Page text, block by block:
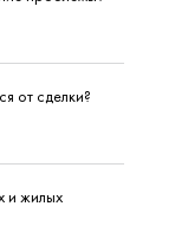
от сделки?
и жилых